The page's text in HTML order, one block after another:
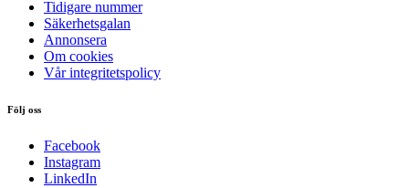
Tidigare nummer
Säkerhetsgalan
Annonsera
Om cookies
Vår integritetspolicy
Följ oss
Facebook
Instagram
LinkedIn